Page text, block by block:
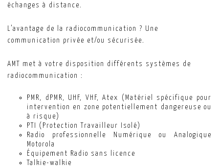
échanges à distance.
L’avantage de la radiocommunication ? Une
communication privée et/ou sécurisée.
AMT met à votre disposition différents systèmes de
radiocommunication :
PMR, dPMR, UHF, VHF, Atex (Matériel spécifique pour
intervention en zone potentiellement dangereuse ou
à risque)
PTI (Protection Travailleur Isolé)
Radio professionnelle Numérique ou Analogique
Motorola
Équipement Radio sans licence
Talkie-walkie